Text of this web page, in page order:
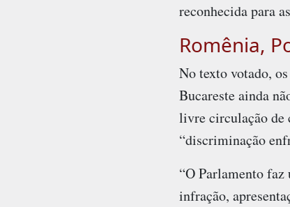
reconhecida para
Romênia,
No texto votado,
Bucareste ainda
livre circulação de
“discriminação
“O Parlamento
infração,